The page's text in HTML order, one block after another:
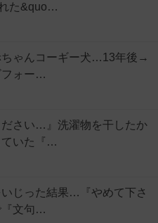
た&quo…
ちゃんコーギー犬…13年後→
フォー…
ださい…』洗濯物を干したか
いた『…
じった結果…『やめて下さ
文句…